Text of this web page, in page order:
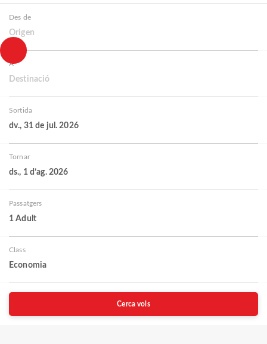
Des de
Origen
A
Destinació
Sortida
dv., 31 de jul. 2026
Tornar
ds., 1 d’ag. 2026
Passatgers
1 Adult
Class
Economia
Cerca vols